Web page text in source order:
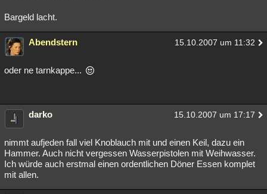
Bargeld lacht.
Abendstern 15.10.2007 um 11:32
oder ne tarnkappe...
darko 15.10.2007 um 17:17
nimmt aufjeden fall viel Knoblauch mit und einen Keil, dazu ein
Hammer. Auch nicht vergessen Wasserpistolen mit Weihwasser.
Ich würde auch erstmal einen ordentlichen Döner Essen komplet
mit allen.